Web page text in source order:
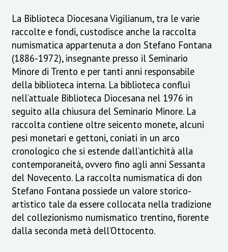
La Biblioteca Diocesana Vigilianum, tra le varie
raccolte e fondi, custodisce anche la raccolta
numismatica appartenuta a don Stefano Fontana
(1886-1972), insegnante presso il Seminario
Minore di Trento e per tanti anni responsabile
della biblioteca interna. La biblioteca confluì
nell’attuale Biblioteca Diocesana nel 1976 in
seguito alla chiusura del Seminario Minore. La
raccolta contiene oltre seicento monete, alcuni
pesi monetari e gettoni, coniati in un arco
cronologico che si estende dall’antichità alla
contemporaneità, ovvero fino agli anni Sessanta
del Novecento. La raccolta numismatica di don
Stefano Fontana possiede un valore storico-
artistico tale da essere collocata nella tradizione
del collezionismo numismatico trentino, fiorente
dalla seconda metà dell’Ottocento.